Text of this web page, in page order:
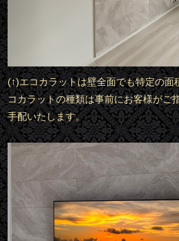
(↑)エコカラットは壁全面でも特定の面
コカラットの種類は事前にお客様がご
手配いたします。